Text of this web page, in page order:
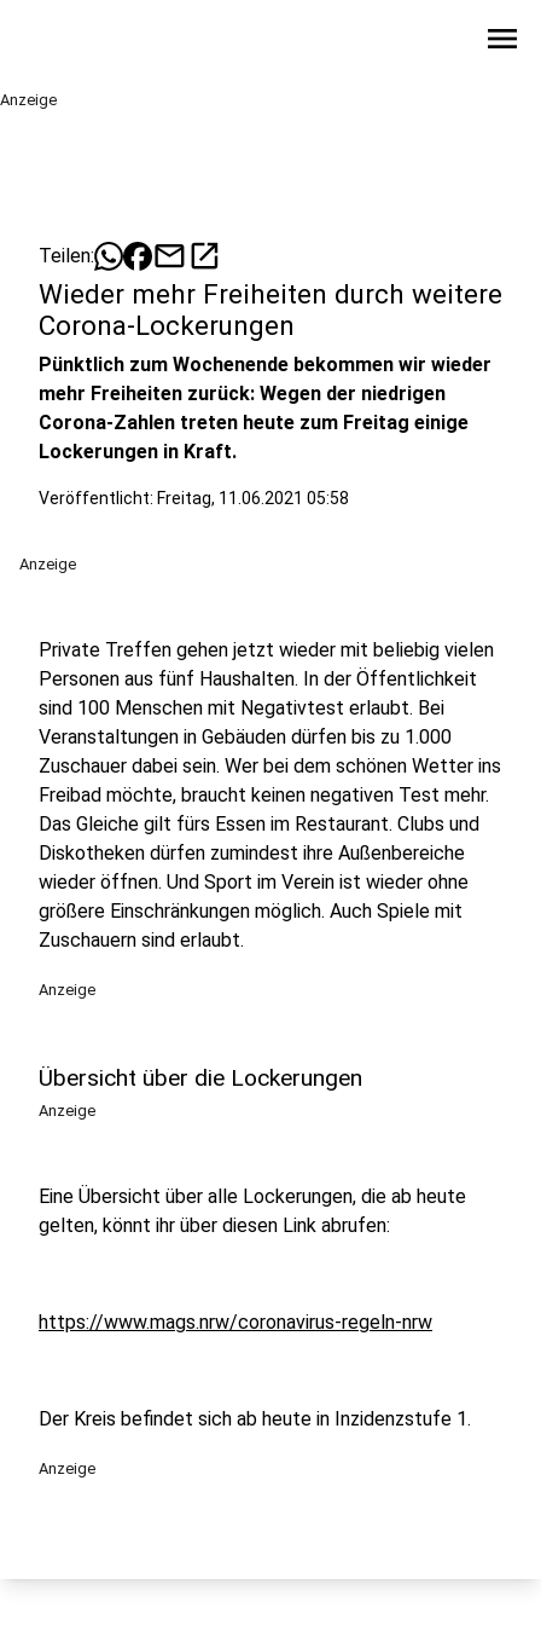
menu
Anzeige
Teilen: mailopen_in_new
Wieder mehr Freiheiten durch weitere
Corona-Lockerungen
Pünktlich zum Wochenende bekommen wir wieder
mehr Freiheiten zurück: Wegen der niedrigen
Corona-Zahlen treten heute zum Freitag einige
Lockerungen in Kraft.
Veröffentlicht: Freitag, 11.06.2021 05:58
Anzeige
Private Treffen gehen jetzt wieder mit beliebig vielen
Personen aus fünf Haushalten. In der Öffentlichkeit
sind 100 Menschen mit Negativtest erlaubt. Bei
Veranstaltungen in Gebäuden dürfen bis zu 1.000
Zuschauer dabei sein. Wer bei dem schönen Wetter ins
Freibad möchte, braucht keinen negativen Test mehr.
Das Gleiche gilt fürs Essen im Restaurant. Clubs und
Diskotheken dürfen zumindest ihre Außenbereiche
wieder öffnen. Und Sport im Verein ist wieder ohne
größere Einschränkungen möglich. Auch Spiele mit
Zuschauern sind erlaubt.
Anzeige
Übersicht über die Lockerungen
Anzeige
Eine Übersicht über alle Lockerungen, die ab heute
gelten, könnt ihr über diesen Link abrufen:
https://www.mags.nrw/coronavirus-regeln-nrw
Der Kreis befindet sich ab heute in Inzidenzstufe 1.
Anzeige